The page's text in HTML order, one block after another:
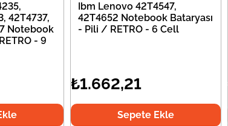
42T4737,
Notebook
- 9
Ibm Lenovo 42T4547,
42T4652 Notebook Bataryası
- Pili / RETRO - 6 Cell
₺1.662,21
Sepete Ekle